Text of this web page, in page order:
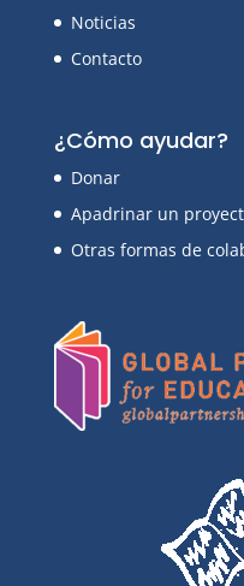
Noticias
Contacto
¿Cómo ayudar?
Donar
Apadrinar un
Otras formas de